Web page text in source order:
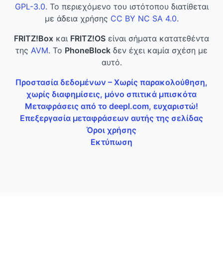
GPL-3.0. Το περιεχόμενο του ιστότοπου διατίθεται
με άδεια χρήσης CC BY NC SA 4.0.
FRITZ!Box και FRITZ!OS είναι σήματα κατατεθέντα
της AVM. Το PhoneBlock δεν έχει καμία σχέση με
αυτό.
Προστασία δεδομένων – Χωρίς παρακολούθηση,
χωρίς διαφημίσεις, μόνο σπιτικά μπισκότα
Μεταφράσεις από το deepl.com, ευχαριστώ!
Επεξεργασία μεταφράσεων αυτής της σελίδας
Όροι χρήσης
Εκτύπωση